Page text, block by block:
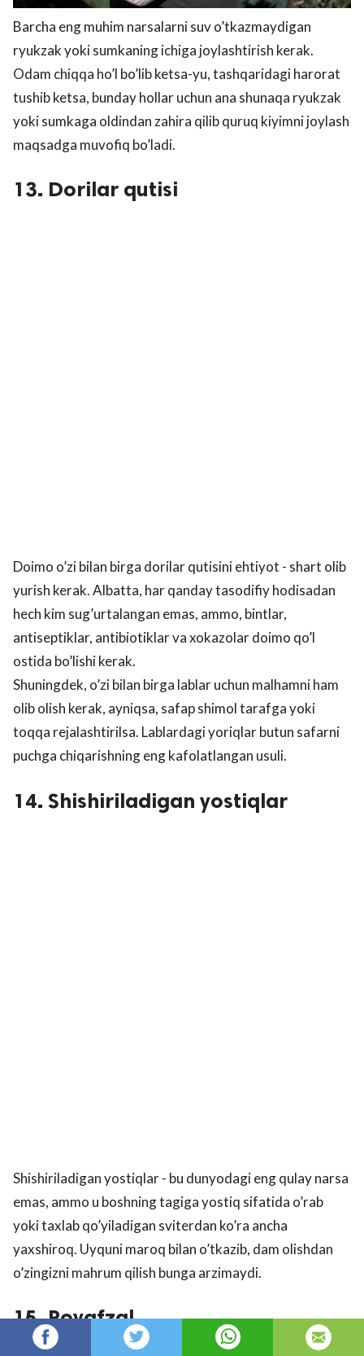
Barcha eng muhim narsalarni suv o’tkazmaydigan
ryukzak yoki sumkaning ichiga joylashtirish kerak.
Odam chiqqa ho’l bo’lib ketsa-yu, tashqaridagi harorat
tushib ketsa, bunday hollar uchun ana shunaqa ryukzak
yoki sumkaga oldindan zahira qilib quruq kiyimni joylash
maqsadga muvofiq bo’ladi.
13. Dorilar qutisi
Doimo o’zi bilan birga dorilar qutisini ehtiyot - shart olib
yurish kerak. Albatta, har qanday tasodifiy hodisadan
hech kim sug’urtalangan emas, ammo, bintlar,
antiseptiklar, antibiotiklar va xokazolar doimo qo’l
ostida bo’lishi kerak.
Shuningdek, o’zi bilan birga lablar uchun malhamni ham
olib olish kerak, ayniqsa, safaр shimol tarafga yoki
toqqa rejalashtirilsa. Lablardagi yoriqlar butun safarni
puchga chiqarishning eng kafolatlangan usuli.
14. Shishiriladigan yostiqlar
Shishiriladigan yostiqlar - bu dunyodagi eng qulay narsa
emas, ammo u boshning tagiga yostiq sifatida o’rab
yoki taxlab qo’yiladigan sviterdan ko’ra ancha
yaxshiroq. Uyquni maroq bilan o’tkazib, dam olishdan
o’zingizni mahrum qilish bunga arzimaydi.
15. Poyafzal